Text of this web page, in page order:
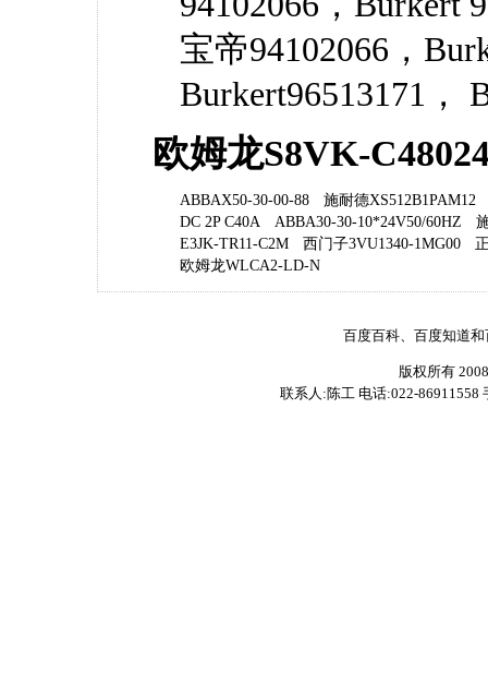
宝帝94102066，
Burkert96513171，
欧姆龙S8VK-
ABBAX50-30-00-88
施耐德XS512B1PAM12
DC 2P C40A
ABBA30-30-10*24V50/60HZ
E3JK-TR11-C2M
西门子3VU1340-1MG00
欧姆龙WLCA2-LD-N
百度百科、百度知道
版权所有
联系人:陈工 电话:022-86911558